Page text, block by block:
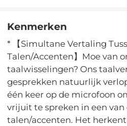
Kenmerken
* 【Simultane Vertaling
Talen/Accenten】Moe van
taalwisselingen? Ons
gesprekken natuurlijk
één keer op de microfoon
vrijuit te spreken in een
talen/accenten. Het